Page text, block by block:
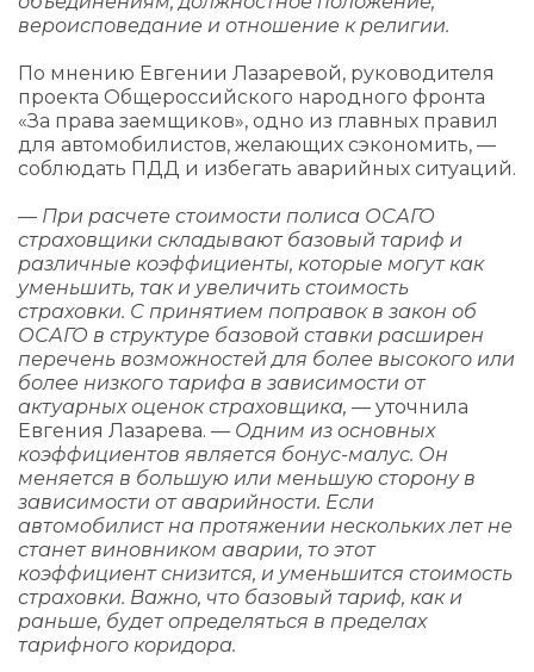
вероисповедание и отношение к религии.
По мнению Евгении Лазаревой, руководителя
проекта Общероссийского народного фронта
«За права заемщиков», одно из главных правил
для автомобилистов, желающих сэкономить, —
соблюдать ПДД и избегать аварийных ситуаций.
— При расчете стоимости полиса ОСАГО
страховщики складывают базовый тариф и
различные коэффициенты, которые могут как
уменьшить, так и увеличить стоимость
страховки. С принятием поправок в закон об
ОСАГО в структуре базовой ставки расширен
перечень возможностей для более высокого или
более низкого тарифа в зависимости от
актуарных оценок страховщика, — уточнила
Евгения Лазарева. — Одним из основных
коэффициентов является бонус-малус. Он
меняется в большую или меньшую сторону в
зависимости от аварийности. Если
автомобилист на протяжении нескольких лет не
станет виновником аварии, то этот
коэффициент снизится, и уменьшится стоимость
страховки. Важно, что базовый тариф, как и
раньше, будет определяться в пределах
тарифного коридора.